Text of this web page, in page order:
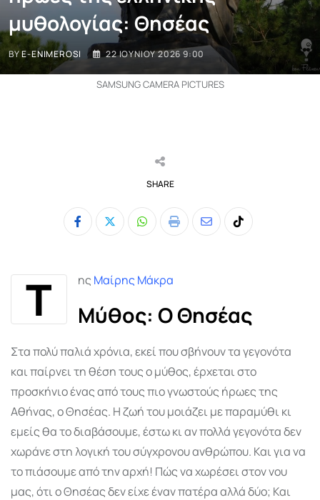
μυθολογίας: Θησέας
BYE-ENIMEROSI 22 ΙΟΥΝΊΟΥ 2026 9:00
SAMSUNG CAMERA PICTURES
SHARE
Whatsapp
Print
ShareTiktok
Τ ης Μαίρης Μάκρα
Μύθος: Ο Θησέας
Στα πολύ παλιά χρόνια, εκεί που σβήνουν τα γεγονότα
και παίρνει τη θέση τους ο μύθος, έρχεται στο
προσκήνιο ένας από τους πιο γνωστούς ήρωες της
Αθήνας, ο Θησέας. Η ζωή του μοιάζει με παραμύθι κι
εμείς θα το διαβάσουμε, έστω κι αν πολλά γεγονότα δεν
χωράνε στη λογική του σύγχρονου ανθρώπου. Και για να
το πιάσουμε από την αρχή! Πώς να χωρέσει στον νου
μας, ότι ο Θησέας δεν είχε έναν πατέρα αλλά δύο; Και